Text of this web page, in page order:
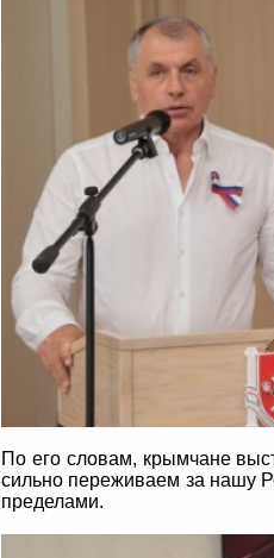
По его словам, крымчане
сильно переживаем за нашу
пределами.